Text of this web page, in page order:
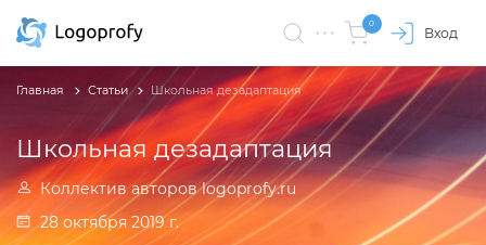
0
Вход
Школьная дезадаптация
Коллектив авторов logoprofy.ru
28 октября 2019 г.
Главная Статьи Школьная дезадаптация